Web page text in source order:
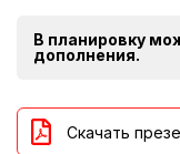
В планировку
дополнения.
Скачать